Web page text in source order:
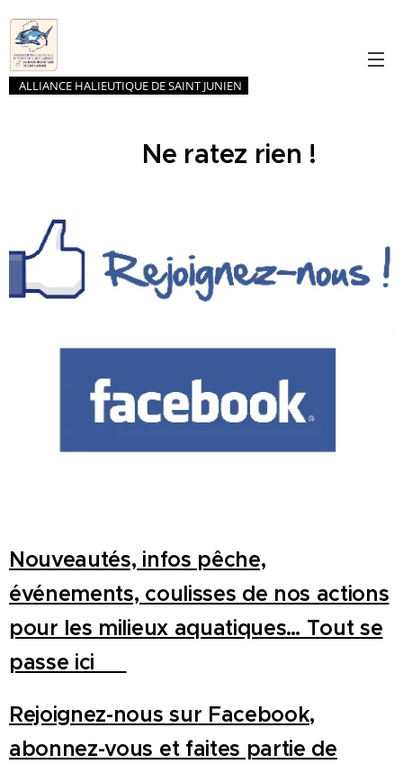
ALLIANCE HALIEUTIQUE DE SAINT JUNIEN
Ne ratez rien !
Nouveautés, infos pêche,
événements, coulisses de nos actions
pour les milieux aquatiques… Tout se
passe ici 👇
Rejoignez-nous sur Facebook,
abonnez-vous et faites partie de